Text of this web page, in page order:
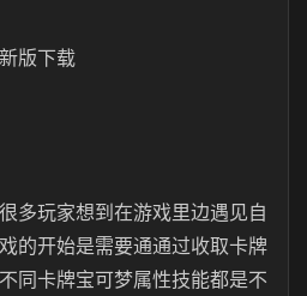
版下载
多玩家想到在游戏里边遇见自
的开始是需要通通过收取卡牌
同卡牌宝可梦属性技能都是不